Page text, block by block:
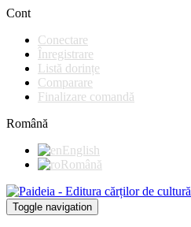
Cont
Conectare
Înregistrare
Listă dorințe
Comparare
Finalizare comandă
Română
English
Română
Toggle navigation